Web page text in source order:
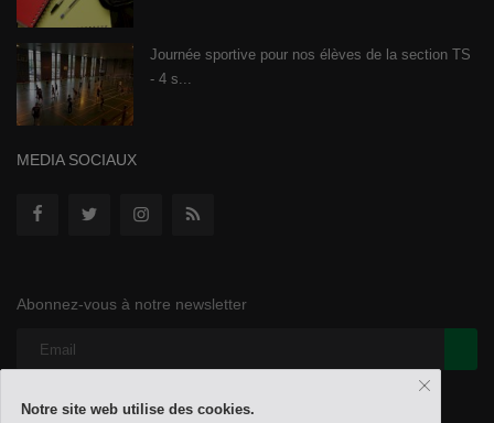
Journée sportive pour nos élèves de la section TS
- 4 s...
MEDIA SOCIAUX
Abonnez-vous à notre newsletter
Notre site web utilise des cookies.